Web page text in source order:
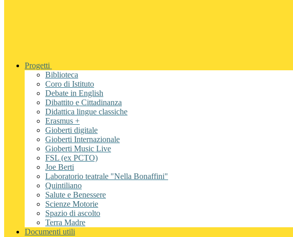
Progetti
Biblioteca
Coro di Istituto
Debate in English
Dibattito e Cittadinanza
Didattica lingue classiche
Erasmus +
Gioberti digitale
Gioberti Internazionale
Gioberti Music Live
FSL (ex PCTO)
Joe Berti
Laboratorio teatrale "Nella Bonaffini"
Quintiliano
Salute e Benessere
Scienze Motorie
Spazio di ascolto
Terra Madre
Documenti utili